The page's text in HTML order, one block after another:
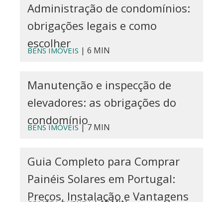
Administração de condomínios:
obrigações legais e como
escolher
BENS IMÓVEIS | 6 MIN
Manutenção e inspecção de
elevadores: as obrigações do
condomínio
BENS IMÓVEIS| 7 MIN
Guia Completo para Comprar
Painéis Solares em Portugal:
Preços, Instalação e Vantagens